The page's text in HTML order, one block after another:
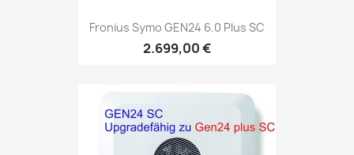
Fronius Symo GEN24 6.0 Plus SC
2.699,00 €